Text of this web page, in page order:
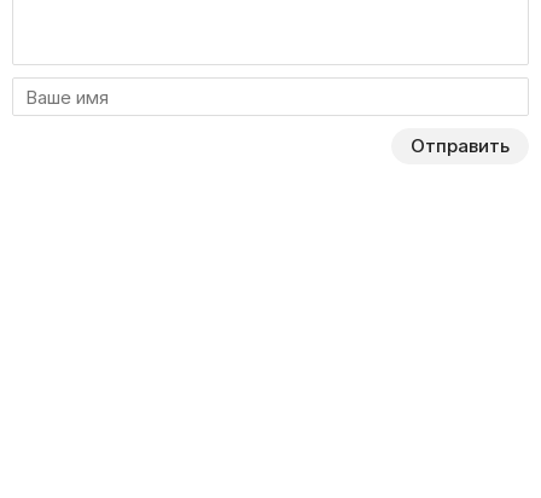
Отправить